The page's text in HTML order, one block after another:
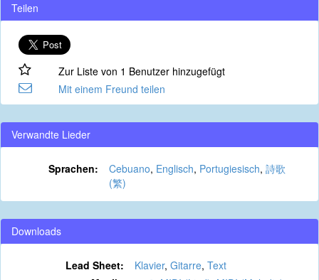
Teilen
Zur Liste von 1 Benutzer hinzugefügt
Mit einem Freund teilen
Verwandte Lieder
Sprachen: Cebuano, Englisch, Portugiesisch, 詩歌
(繁)
Downloads
Lead Sheet: Klavier, Gitarre, Text